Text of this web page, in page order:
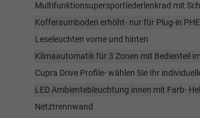
Multifunktionsupersportlederlenkrad mit
Kofferaumboden erhöht- nur für Plug-in
Leseleuchten vorne und hinten
Klimaautomatik für 3 Zonen mit Bedienteil
Cupra Drive Profile- wählen Sie Ihr
LED Ambientebleuchtung innen mit Farb-
Netztrennwand